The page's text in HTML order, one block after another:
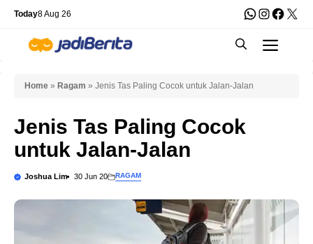
Skip
content
Today8 Aug 26 WhatsApp
X
Home » Ragam » Jenis Tas Paling Cocok untuk Jalan-Jalan
Jenis Tas Paling Cocok
untuk Jalan-Jalan
Joshua Lim 30 Jun 20 RAGAM